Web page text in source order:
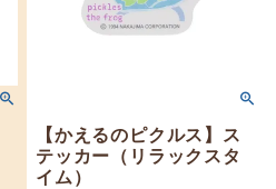
【かえるのピクルス】ス
テッカー（リラックスタ
イム）